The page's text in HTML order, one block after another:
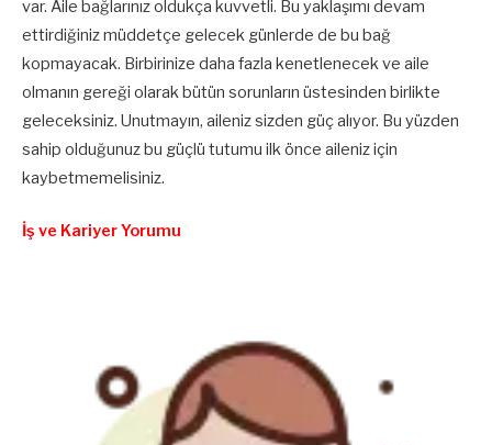
var. Aile bağlarınız oldukça kuvvetli. Bu yaklaşımı devam
ettirdiğiniz müddetçe gelecek günlerde de bu bağ
kopmayacak. Birbirinize daha fazla kenetlenecek ve aile
olmanın gereği olarak bütün sorunların üstesinden birlikte
geleceksiniz. Unutmayın, aileniz sizden güç alıyor. Bu yüzden
sahip olduğunuz bu güçlü tutumu ilk önce aileniz için
kaybetmemelisiniz.
İş ve Kariyer Yorumu